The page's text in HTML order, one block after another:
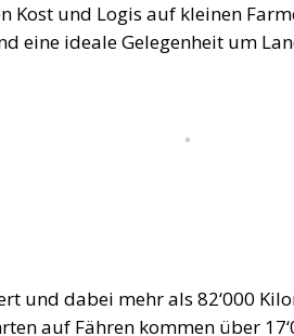
Kost und Logis auf kleinen
eine ideale Gelegenheit um
und dabei mehr als 82‘000
auf Fähren kommen über